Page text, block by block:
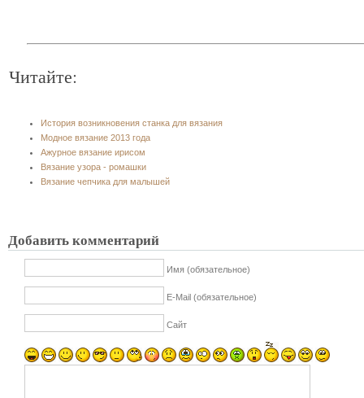
Читайте:
История возникновения станка для вязания
Модное вязание 2013 года
Ажурное вязание ирисом
Вязание узора - ромашки
Вязание чепчика для малышей
Добавить комментарий
Имя (обязательное)
E-Mail (обязательное)
Сайт